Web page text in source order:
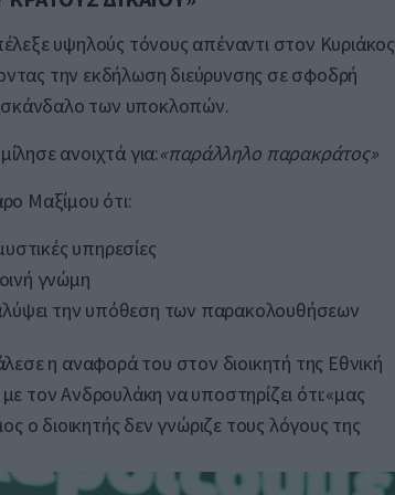
υψηλούς τόνους απέναντι στον Κυριάκος
την εκδήλωση διεύρυνσης σε σφοδρή
σκάνδαλο των υποκλοπών.
ανοιχτά για:«παράλληλο παρακράτος»
Μαξίμου ότι:
υπηρεσίες
γνώμη
την υπόθεση των παρακολουθήσεων
η αναφορά του στον διοικητή της Εθνική
τον Ανδρουλάκη να υποστηρίζει ότι:«μας
ο διοικητής δεν γνώριζε τους λόγους της